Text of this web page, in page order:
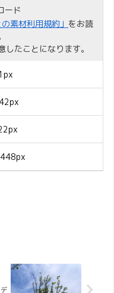
ード
の素材利用規約」 をお読
たことになります。